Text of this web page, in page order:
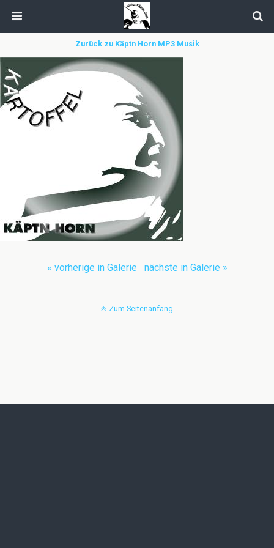
Zurück zu Käptn Horn MP3 Musik
« vorherige in Galerie nächste in Galerie »
Zum Seitenanfang